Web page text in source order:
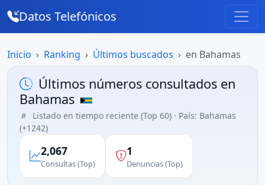
Datos Telefónicos
Inicio Ranking Últimos buscados en Bahamas
Últimos números consultados en
Bahamas
Listado en tiempo reciente (Top 60) · País: Bahamas
(+1242)
2,067
Consultas (Top)
1
Denuncias (Top)